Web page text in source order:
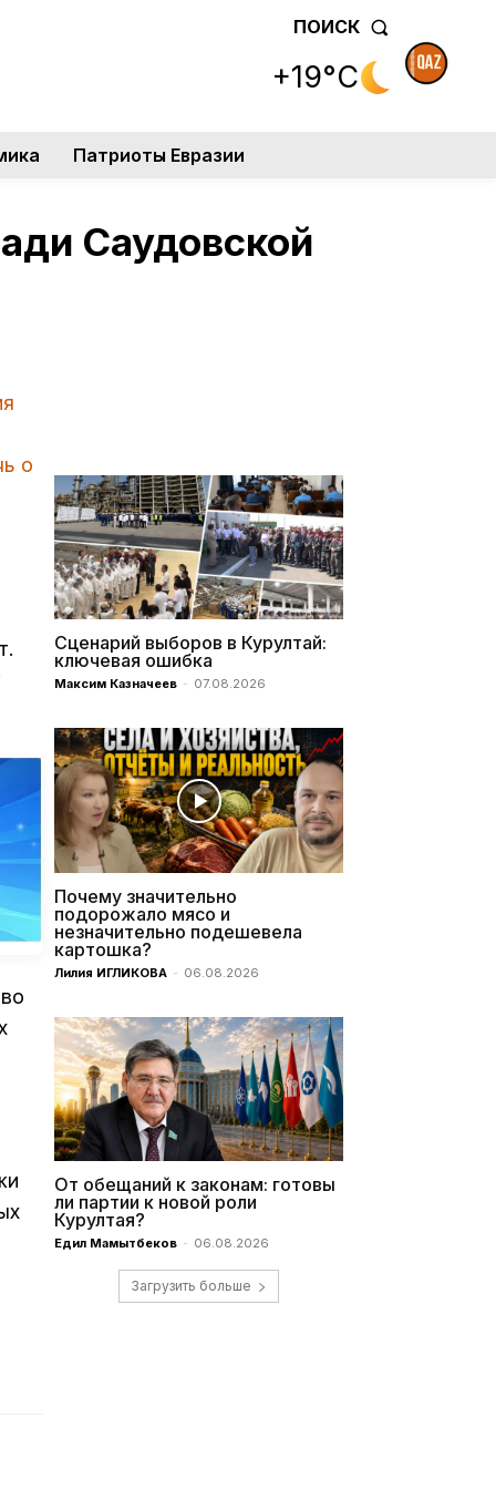
ПОИСК
+19°C
Патриоты Евразии
Саудовской
о
Сценарий выборов в Курултай:
ключевая ошибка
Максим Казначеев - 07.08.2026
Почему значительно
подорожало мясо и
незначительно подешевела
картошка?
Лилия ИГЛИКОВА - 06.08.2026
От обещаний к законам: готовы
ли партии к новой роли
Курултая?
Едил Мамытбеков - 06.08.2026
Загрузить больше